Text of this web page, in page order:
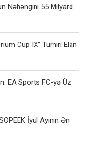
Nəhəngini 55 Milyard
Cup IX” Turniri Elan
EA Sports FC-yə Üz
İyul Ayının Ən